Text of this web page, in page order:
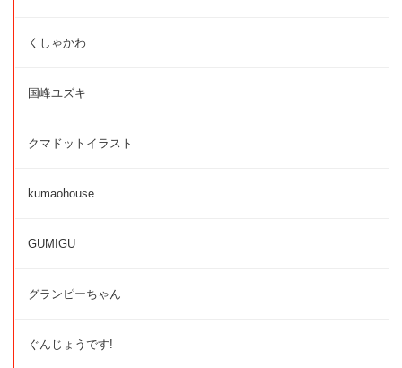
くしゃかわ
国峰ユズキ
クマドットイラスト
kumaohouse
GUMIGU
グランピーちゃん
ぐんじょうです!